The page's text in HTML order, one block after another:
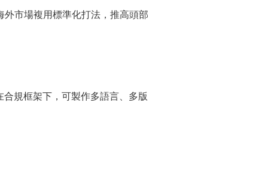
市場複用標準化打法，推高頭部
規框架下，可製作多語言、多版